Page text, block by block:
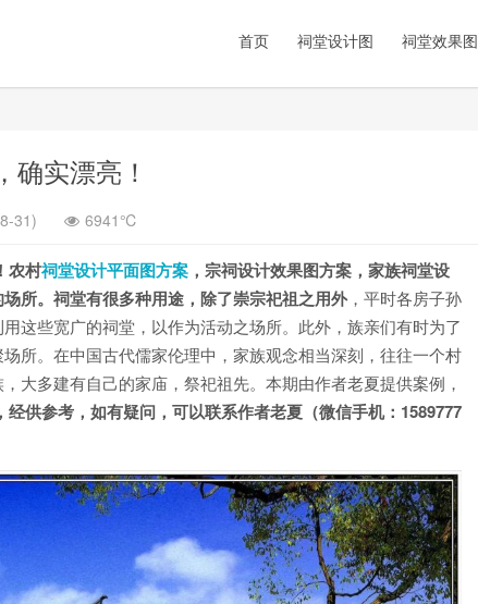
首页 祠堂设计图 祠堂效果图
实漂亮！
31) 6941℃
农村祠堂设计平面图方案 ，宗祠设计效果图方案，家族祠堂设
所。祠堂有很多种用途，除了崇宗祀祖之用外，平时各房子孙
这些宽广的祠堂，以作为活动之场所。此外，族亲们有时为了
所。在中国古代儒家伦理中，家族观念相当深刻，往往一个村
大多建有自己的家庙，祭祀祖先。本期由作者老夏提供案例，
供参考，如有疑问，可以联系作者老夏（微信手机：1589777